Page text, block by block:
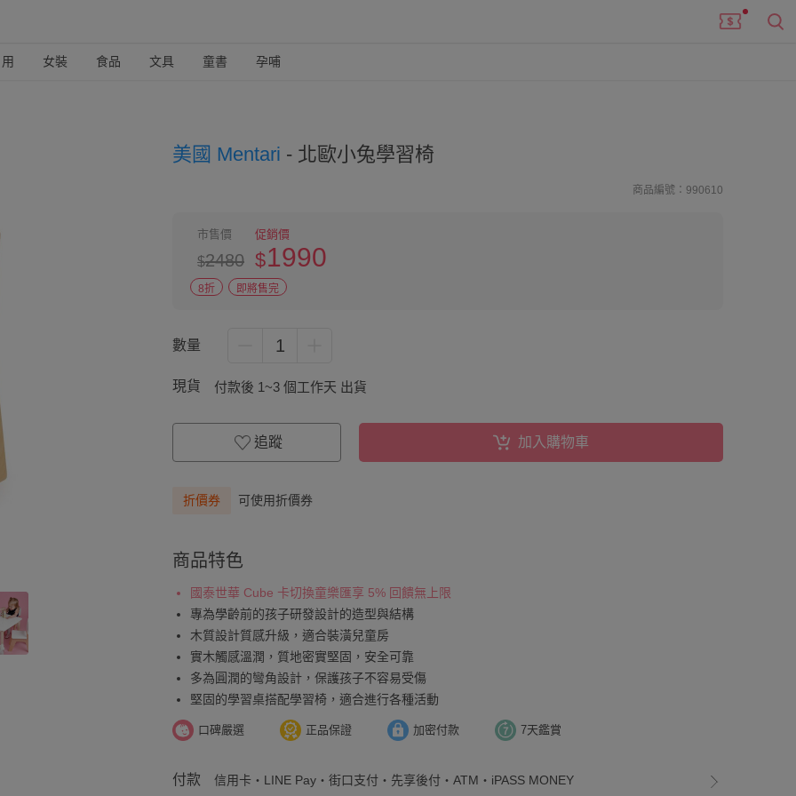
女裝 食品 文具 童書 孕哺
美國 Mentari - 北歐小兔學習椅
商品編號：990610
市售價
$2480
促銷價
$1990
8折 即將售完
數量 1
現貨 付款後 1~3 個工作天 出貨
追蹤 加入購物車
折價券 可使用折價券
商品特色
國泰世華 Cube 卡切換童樂匯享 5% 回饋無上限
專為學齡前的孩子研發設計的造型與結構
木質設計質感升級，適合裝潢兒童房
實木觸感溫潤，質地密實堅固，安全可靠
多為圓潤的彎角設計，保護孩子不容易受傷
堅固的學習桌搭配學習椅，適合進行各種活動
口碑嚴選 正品保證 加密付款 7天鑑賞
付款 信用卡・LINE Pay・街口支付・先享後付・ATM・iPASS MONEY